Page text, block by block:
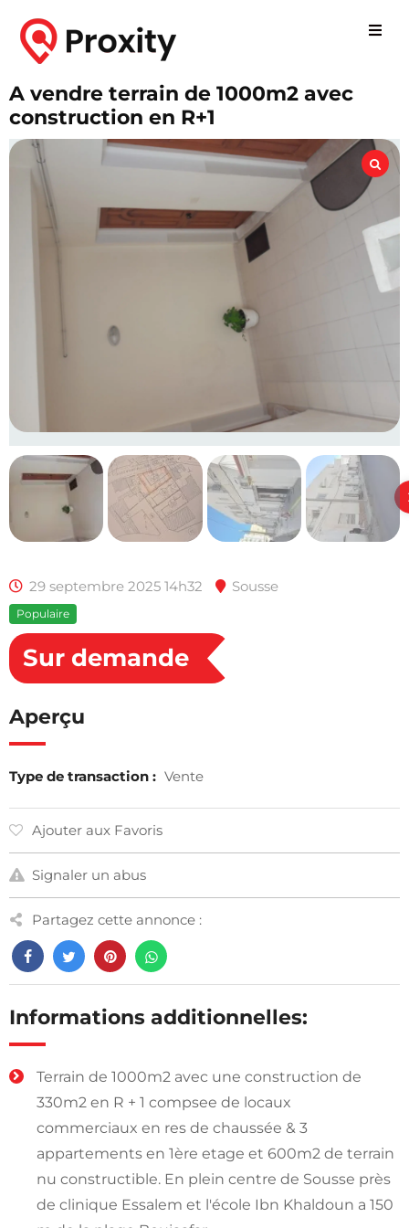
A vendre terrain de 1000m2 avec
construction en R+1
29 septembre 2025 14h32 Sousse
Populaire
Sur demande
Aperçu
Type de transaction : Vente
Ajouter aux Favoris
Signaler un abus
Partagez cette annonce :
Informations additionnelles:
Terrain de 1000m2 avec une construction de
330m2 en R + 1 compsee de locaux
commerciaux en res de chaussée & 3
appartements en 1ère etage et 600m2 de terrain
nu constructible. En plein centre de Sousse près
de clinique Essalem et l'école Ibn Khaldoun a 150